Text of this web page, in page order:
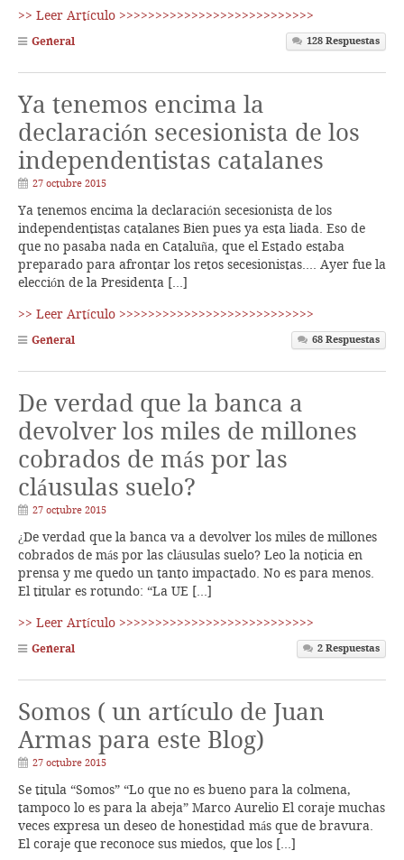
>> Leer Artículo >>>>>>>>>>>>>>>>>>>>>>>>>>>
General 128 Respuestas
Ya tenemos encima la
declaración secesionista de los
independentistas catalanes
27 octubre 2015
Ya tenemos encima la declaración secesionista de los
independentistas catalanes Bien pues ya esta liada. Eso de
que no pasaba nada en Cataluña, que el Estado estaba
preparado para afrontar los retos secesionistas…. Ayer fue la
elección de la Presidenta […]
>> Leer Artículo >>>>>>>>>>>>>>>>>>>>>>>>>>>
General 68 Respuestas
De verdad que la banca a
devolver los miles de millones
cobrados de más por las
cláusulas suelo?
27 octubre 2015
¿De verdad que la banca va a devolver los miles de millones
cobrados de más por las cláusulas suelo? Leo la noticia en
prensa y me quedo un tanto impactado. No es para menos.
El titular es rotundo: “La UE […]
>> Leer Artículo >>>>>>>>>>>>>>>>>>>>>>>>>>>
General 2 Respuestas
Somos ( un artículo de Juan
Armas para este Blog)
27 octubre 2015
Se titula “Somos” “Lo que no es bueno para la colmena,
tampoco lo es para la abeja” Marco Aurelio El coraje muchas
veces expresa un deseo de honestidad más que de bravura.
El coraje que reconoce sus miedos, que los […]